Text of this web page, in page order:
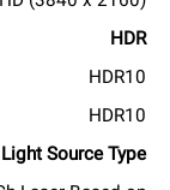
HDR
HDR10
HDR10
Light SourceType